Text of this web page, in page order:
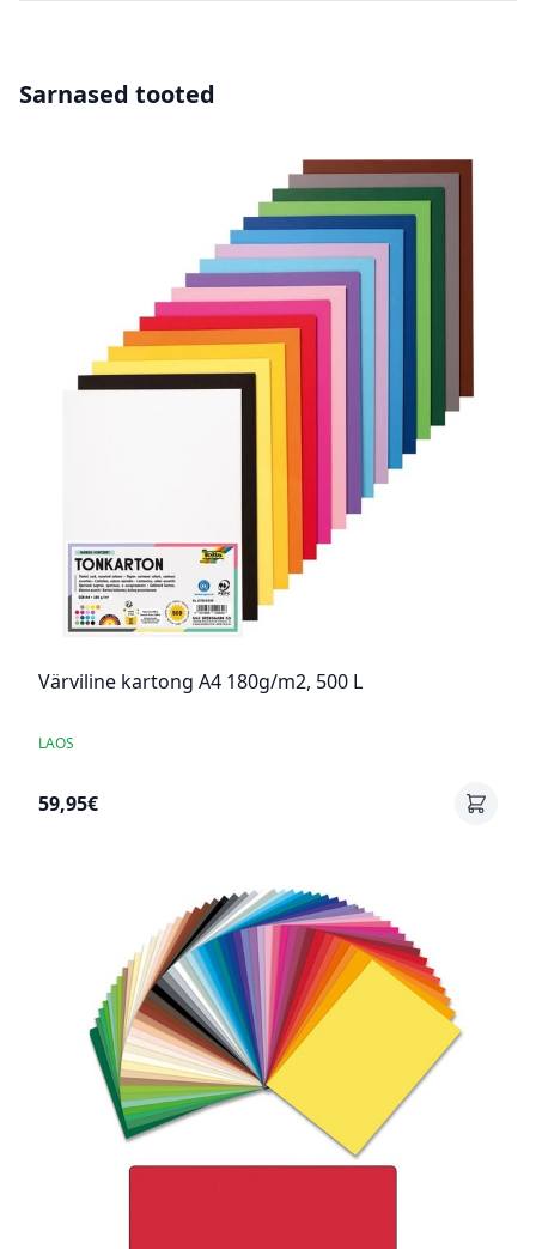
Sarnased tooted
Värviline kartong A4 180g/m2, 500 L
LAOS
59,95€